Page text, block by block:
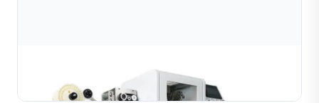
Cho Dây Và Ống